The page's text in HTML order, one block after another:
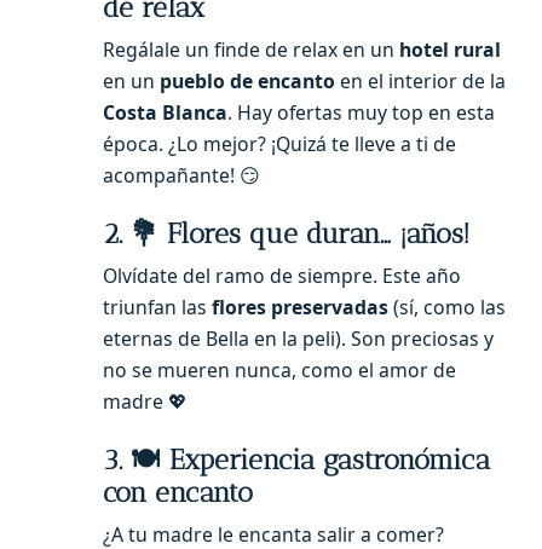
de relax
Regálale un finde de relax en un hotel rural
en un pueblo de encanto en el interior de la
Costa Blanca. Hay ofertas muy top en esta
época. ¿Lo mejor? ¡Quizá te lleve a ti de
acompañante! 😏
2. 💐 Flores que duran… ¡años!
Olvídate del ramo de siempre. Este año
triunfan las flores preservadas(sí, como las
eternas de Bella en la peli). Son preciosas y
no se mueren nunca, como el amor de
madre 💖
3. 🍽️ Experiencia gastronómica
con encanto
¿A tu madre le encanta salir a comer?